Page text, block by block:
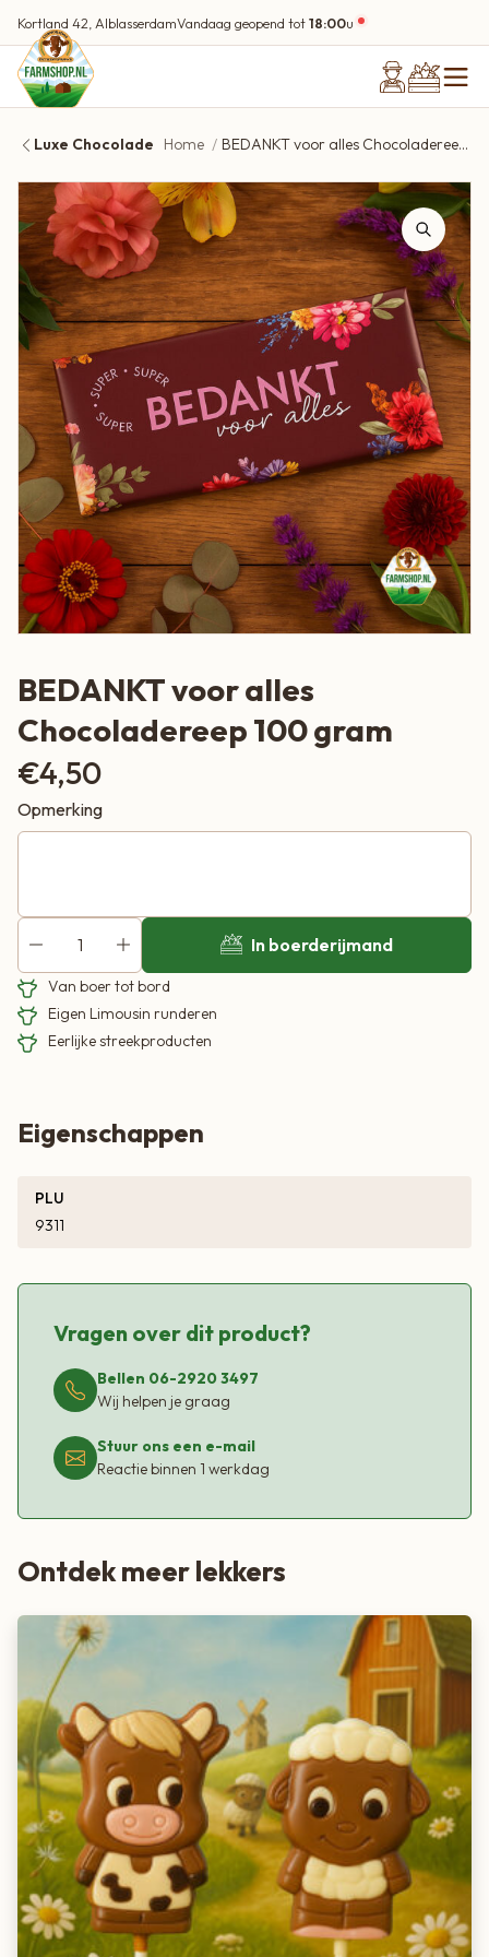
Kortland 42, AlblasserdamVandaag geopend tot18:00u
Luxe Chocolade Home BEDANKT voor alles Chocoladereep 100 gram
BEDANKT voor alles
Chocoladereep 100 gram
€4,50
Opmerking
In boerderijmand
Van boer tot bord
Eigen Limousin runderen
Eerlijke streekproducten
Eigenschappen
PLU
9311
Vragen over dit product?
Bellen 06-2920 3497
Wij helpen je graag
Stuur ons een e-mail
Reactie binnen 1 werkdag
Ontdek meer lekkers